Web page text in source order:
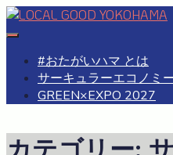
Skip
to
#おたがいハマ とは
サーキュラーエコノミ
GREEN×EXPO 2027